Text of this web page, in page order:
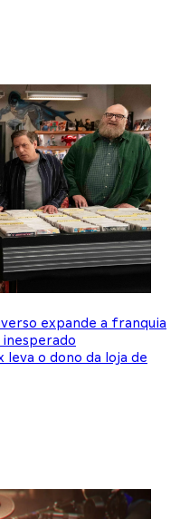
expande a franquia
inesperado
o dono da loja de